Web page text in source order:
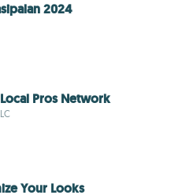
2024
Pros Network
Your Looks